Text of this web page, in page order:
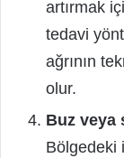
artırmak
tedavi
ağrının
olur.
Buz veya
Bölgedeki